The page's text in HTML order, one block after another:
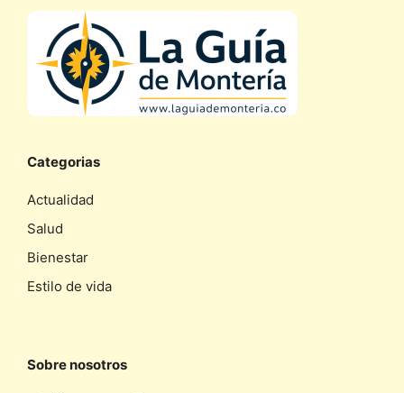
Categorias
Actualidad
Salud
Bienestar
Estilo de vida
Sobre nosotros